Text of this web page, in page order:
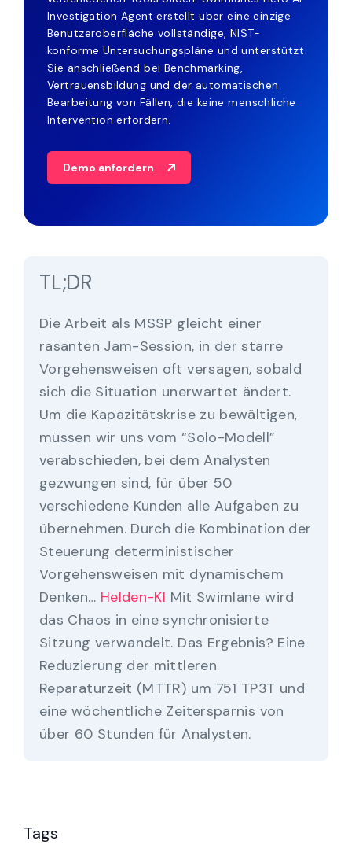
Investigation Agent erstellt über eine einzige
Benutzeroberfläche vollständige, NIST-
konforme Untersuchungspläne und unterstützt
Sie anschließend bei Benchmarking,
Vertrauensbildung und der automatischen
Bearbeitung von Fällen, die keine menschliche
Intervention erfordern.
Demo anfordern
TL;DR
Die Arbeit als MSSP gleicht einer
rasanten Jam-Session, in der starre
Vorgehensweisen oft versagen, sobald
sich die Situation unerwartet ändert.
Um die Kapazitätskrise zu bewältigen,
müssen wir uns vom “Solo-Modell”
verabschieden, bei dem Analysten
gezwungen sind, für über 50
verschiedene Kunden alle Aufgaben zu
übernehmen. Durch die Kombination der
Steuerung deterministischer
Vorgehensweisen mit dynamischem
Denken… Helden-KI Mit Swimlane wird
das Chaos in eine synchronisierte
Sitzung verwandelt. Das Ergebnis? Eine
Reduzierung der mittleren
Reparaturzeit (MTTR) um 751 TP3T und
eine wöchentliche Zeitersparnis von
über 60 Stunden für Analysten.
Tags